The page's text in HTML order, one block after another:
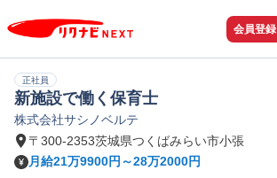
会員登録
正社員
新施設で働く保育士
株式会社サシノベルテ
〒300-2353茨城県つくばみらい市小張
月給21万9900円～28万2000円